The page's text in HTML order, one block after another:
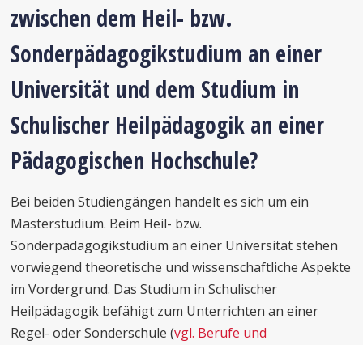
zwischen dem Heil- bzw.
Sonderpädagogikstudium an einer
Universität und dem Studium in
Schulischer Heilpädagogik an einer
Pädagogischen Hochschule?
Bei beiden Studiengängen handelt es sich um ein
Masterstudium. Beim Heil- bzw.
Sonderpädagogikstudium an einer Universität stehen
vorwiegend theoretische und wissenschaftliche Aspekte
im Vordergrund. Das Studium in Schulischer
Heilpädagogik befähigt zum Unterrichten an einer
Regel- oder Sonderschule (vgl. Berufe und